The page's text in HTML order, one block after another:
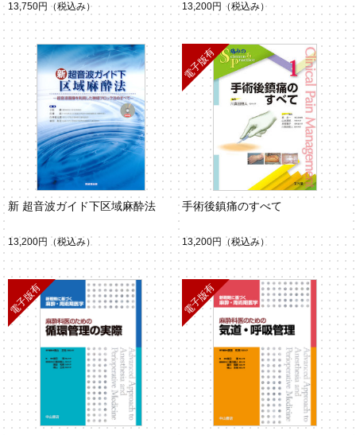
13,750円 （税込み） 13,200円 （税込み）
新 超音波ガイド下区域麻酔法
13,200円 （税込み）
手術後鎮痛のすべて
13,200円 （税込み）